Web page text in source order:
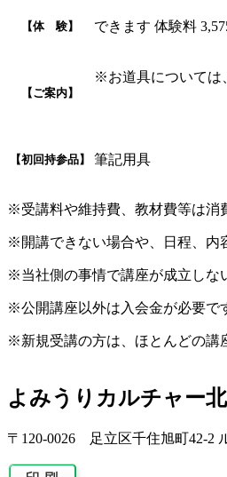
【体 験】 できます 体験料
【ご案内】
※お道具については
【初回持参品】 筆記用具
※受講料や維持費、教材費等は消
※開講できない場合や、日程、内
※当社側の事情で講座が成立しな
※公開講座以外は入会金が必要で
※新規受講の方は、ほとんどの講
よみうりカルチャー
〒120-0026 足立区千住旭町42-2